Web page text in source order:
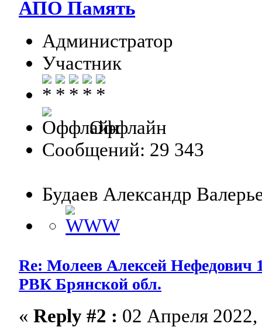
АПО Память
Администратор
Участник
Оффлайн
Сообщений: 29 343
Будаев Александр
Re: Молеев Алексей Нефедович
РВК Брянской обл.
«Reply #2 : 02 Апреля